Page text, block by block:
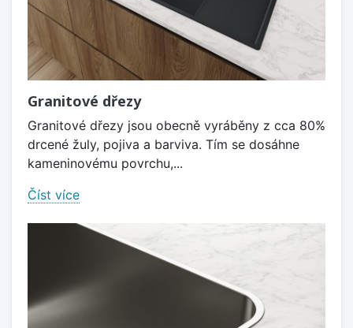
Granitové dřezy
Granitové dřezy jsou obecně vyráběny z cca 80%
drcené žuly, pojiva a barviva. Tím se dosáhne
kameninovému povrchu,...
Číst více